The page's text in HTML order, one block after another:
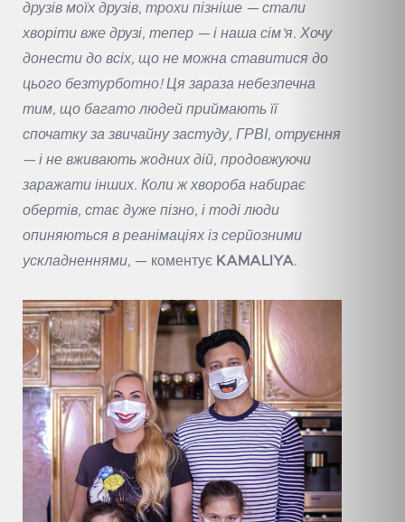
друзів моїх друзів, трохи пізніше — стали
хворіти вже друзі, тепер — і наша сім’я. Хочу
донести до всіх, що не можна ставитися до
цього безтурботно! Ця зараза небезпечна
тим, що багато людей приймають її
спочатку за звичайну застуду, ГРВІ, отруєння
— і не вживають жодних дій, продовжуючи
заражати інших. Коли ж хвороба набирає
обертів, стає дуже пізно, і тоді люди
опиняються в реанімаціях із серйозними
ускладненнями, — коментує KAMALIYA.